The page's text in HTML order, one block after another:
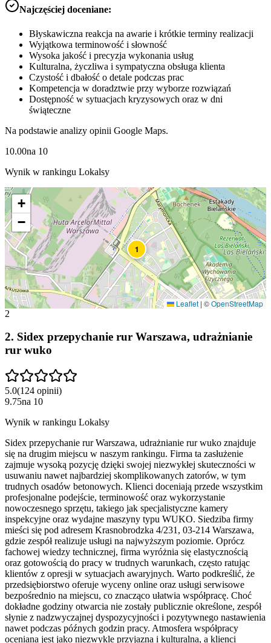
Najczęściej doceniane:
Błyskawiczna reakcja na awarie i krótkie terminy realizacji
Wyjątkowa terminowość i słowność
Wysoka jakość i precyzja wykonania usług
Kulturalna, życzliwa i sympatyczna obsługa klienta
Czystość i dbałość o detale podczas prac
Kompetencja w doradztwie przy wyborze rozwiązań
Dostępność w sytuacjach kryzysowych oraz w dni
świąteczne
Na podstawie analizy opinii Google Maps.
10.00na 10
Wynik w rankingu Lokalsy
1
+
−
Leaflet | ©OpenStreetMap
2
2. Sidex przepychanie rur Warszawa, udrażnianie
rur wuko
5.0(124 opinii)
9.75na 10
Wynik w rankingu Lokalsy
Sidex przepychanie rur Warszawa, udrażnianie rur wuko znajduje
się na drugim miejscu w naszym rankingu. Firma ta zasłużenie
zajmuje wysoką pozycję dzięki swojej niezwykłej skuteczności w
usuwaniu nawet najbardziej skomplikowanych zatorów, w tym
trudnych osadów betonowych. Klienci doceniają przede wszystkim
profesjonalne podejście, terminowość oraz wykorzystanie
nowoczesnego sprzętu, takiego jak specjalistyczne kamery
inspekcyjne oraz wydajne maszyny typu WUKO. Siedziba firmy
mieści się pod adresem Krasnobrodzka 4/231, 03-214 Warszawa,
gdzie zespół realizuje usługi na najwyższym poziomie. Oprócz
fachowej wiedzy technicznej, firma wyróżnia się elastycznością
oraz gotowością do pracy w trudnych warunkach, często ratując
klientów z opresji w sytuacjach awaryjnych. Warto podkreślić, że
przedsiębiorstwo oferuje wyceny online oraz usługi serwisowe
bezpośrednio na miejscu, co znacząco ułatwia współpracę. Choć
dokładne godziny otwarcia nie zostały publicznie określone, zespół
słynie z nadzwyczajnej dyspozycyjności i pozytywnego nastawienia
nawet podczas późnych godzin pracy. Atmosfera współpracy
oceniana jest jako niezwykle przyjazna i kulturalna, a klienci